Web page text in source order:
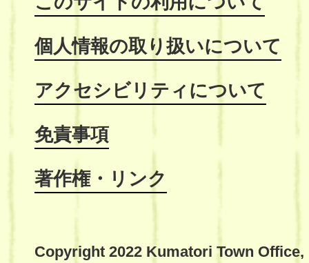
個人情報の取り扱いについて
アクセシビリティについて
免責事項
著作権・リンク
Copyright 2022 Kumatori Town Office,